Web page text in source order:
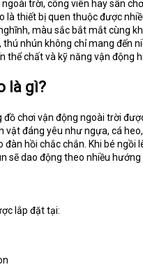
trời, công viên hay sân
là thiết bị quen thuộc được
màu sắc bắt mắt cùng
thú nhún không chỉ mang đến
thể chất và kỹ năng vận động
là gì?
đồ chơi vận động ngoài trời
vật đáng yêu như ngựa, cá
đàn hồi chắc chắn. Khi bé ngồi
sẽ dao động theo nhiều
lắp đặt tại: